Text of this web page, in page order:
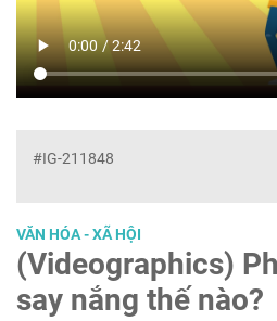
#IG-211848
VĂN HÓA - XÃ HỘI
(Videographics)
say nắng thế nào?